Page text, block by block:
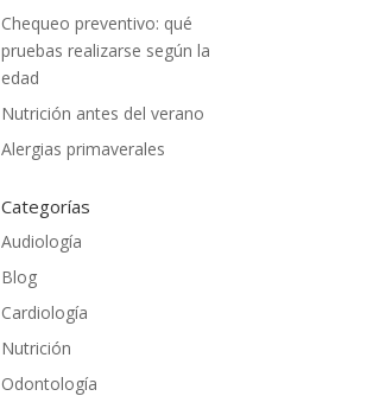
Chequeo preventivo: qué
pruebas realizarse según la
edad
Nutrición antes del verano
Alergias primaverales
Categorías
Audiología
Blog
Cardiología
Nutrición
Odontología